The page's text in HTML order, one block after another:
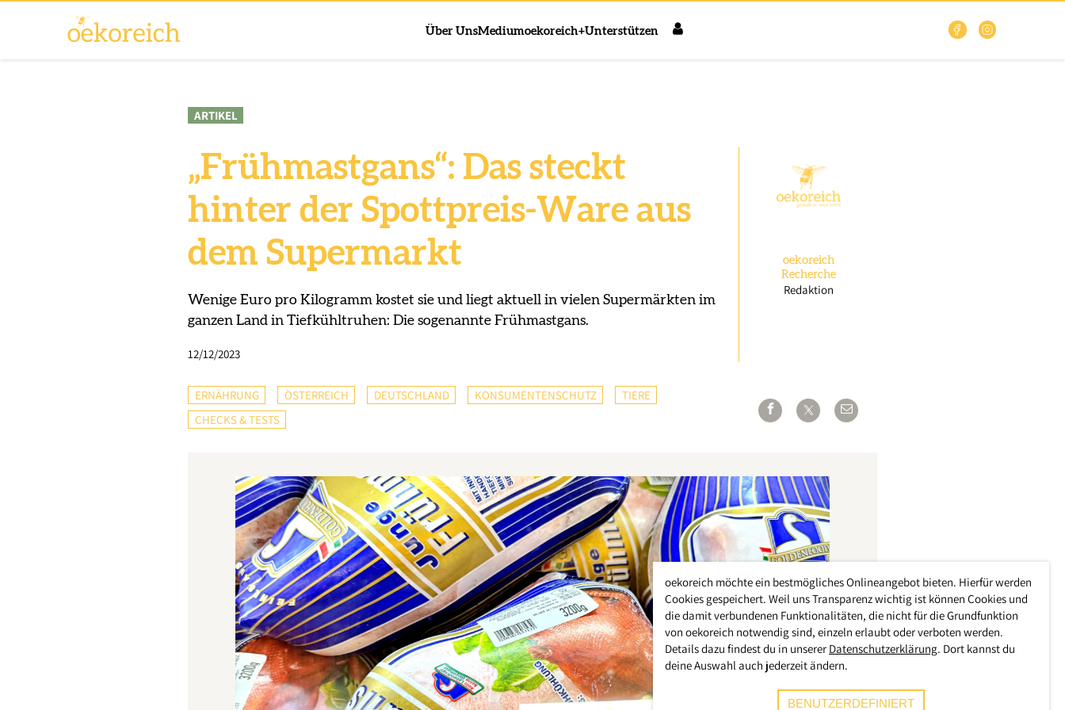
Über UnsMediumoekoreich+Unterstützen
ARTIKEL
„Frühmastgans“: Das steckt
hinter der Spottpreis-Ware aus
dem Supermarkt
Wenige Euro pro Kilogramm kostet sie und liegt aktuell in vielen Supermärkten im
ganzen Land in Tiefkühltruhen: Die sogenannte Frühmastgans.
12/12/2023
oekoreich
Recherche
Redaktion
ERNÄHRUNG ÖSTERREICH DEUTSCHLAND KONSUMENTENSCHUTZ
TIERE
CHECKS & TESTS
oekoreich möchte ein bestmögliches Onlineangebot bieten. Hierfür werden
Cookies gespeichert. Weil uns Transparenz wichtig ist können Cookies und
die damit verbundenen Funktionalitäten, die nicht für die Grundfunktion
von oekoreich notwendig sind, einzeln erlaubt oder verboten werden.
Details dazu findest du in unserer Datenschutzerklärung. Dort kannst du
deine Auswahl auch jederzeit ändern.
BENUTZERDEFINIERT